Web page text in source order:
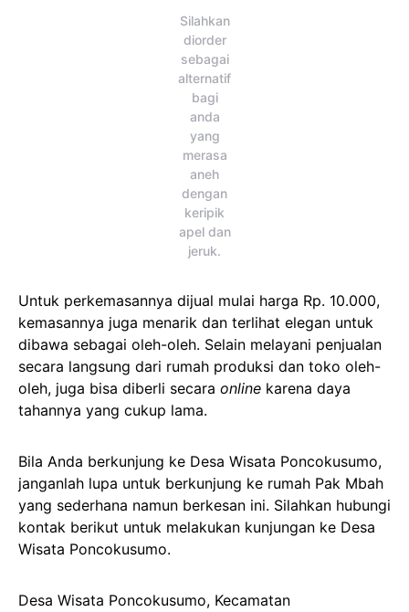
Silahkan
diorder
sebagai
alternatif
bagi
anda
yang
merasa
aneh
dengan
keripik
apel dan
jeruk.
Untuk perkemasannya dijual mulai harga Rp. 10.000,
kemasannya juga menarik dan terlihat elegan untuk
dibawa sebagai oleh-oleh. Selain melayani penjualan
secara langsung dari rumah produksi dan toko oleh-
oleh, juga bisa diberli secara online karena daya
tahannya yang cukup lama.
Bila Anda berkunjung ke Desa Wisata Poncokusumo,
janganlah lupa untuk berkunjung ke rumah Pak Mbah
yang sederhana namun berkesan ini. Silahkan hubungi
kontak berikut untuk melakukan kunjungan ke Desa
Wisata Poncokusumo.
Desa Wisata Poncokusumo, Kecamatan